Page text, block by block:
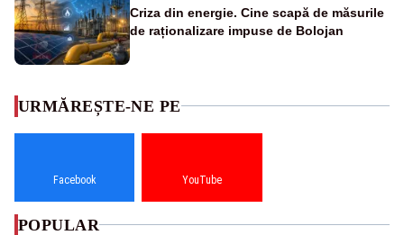
Criza din energie. Cine scapă de măsurile
de raționalizare impuse de Bolojan
URMĂREȘTE-NE PE
Facebook YouTube
POPULAR